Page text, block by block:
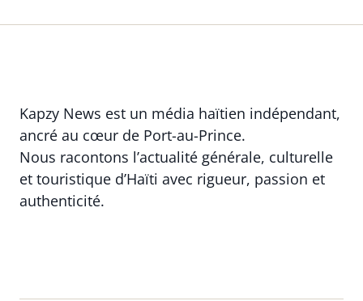
Kapzy News est un média haïtien indépendant,
ancré au cœur de Port-au-Prince.
Nous racontons l’actualité générale, culturelle
et touristique d’Haïti avec rigueur, passion et
authenticité.